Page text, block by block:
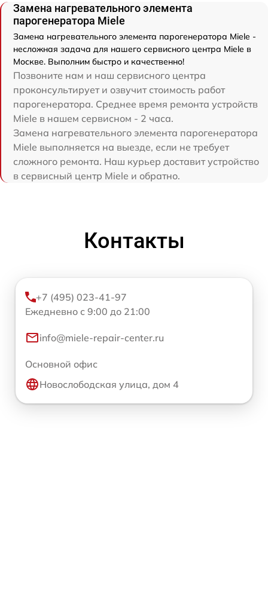
Замена нагревательного элемента
парогенератора Miele
Замена нагревательного элемента парогенератора Miele -
несложная задача для нашего сервисного центра Miele в
Москве. Выполним быстро и качественно!
Позвоните нам и наш сервисного центра
проконсультирует и озвучит стоимость работ
парогенератора. Среднее время ремонта устройств
Miele в нашем сервисном - 2 часа.
Замена нагревательного элемента парогенератора
Miele выполняется на выезде, если не требует
сложного ремонта. Наш курьер доставит устройство
в сервисный центр Miele и обратно.
Контакты
+7 (495) 023-41-97
Ежедневно с 9:00 до 21:00
info@miele-repair-center.ru
Основной офис
Новослободская улица, дом 4